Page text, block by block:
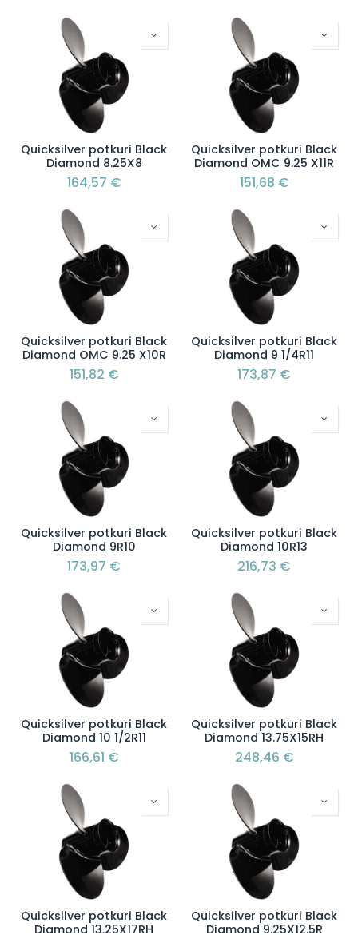
Quicksilver potkuri Black
Diamond 8.25X8
164,57 €
Quicksilver potkuri Black
Diamond OMC 9.25 X11R
151,68 €
Quicksilver potkuri Black
Diamond OMC 9.25 X10R
151,82 €
Quicksilver potkuri Black
Diamond 9 1/4R11
173,87 €
Quicksilver potkuri Black
Diamond 9R10
173,97 €
Quicksilver potkuri Black
Diamond 10R13
216,73 €
Quicksilver potkuri Black
Diamond 10 1/2R11
166,61 €
Quicksilver potkuri Black
Diamond 13.75X15RH
248,46 €
Quicksilver potkuri Black
Diamond 13.25X17RH
Quicksilver potkuri Black
Diamond 9.25X12.5R